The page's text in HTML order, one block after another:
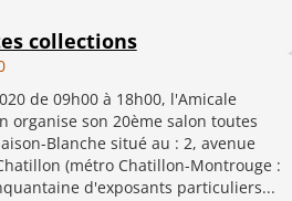
collections
de 09h00 à 18h00, l'Amicale
organise son 20ème salon toutes
Blanche situé au : 2, avenue
(métro Chatillon-Montrouge :
d'exposants particuliers...